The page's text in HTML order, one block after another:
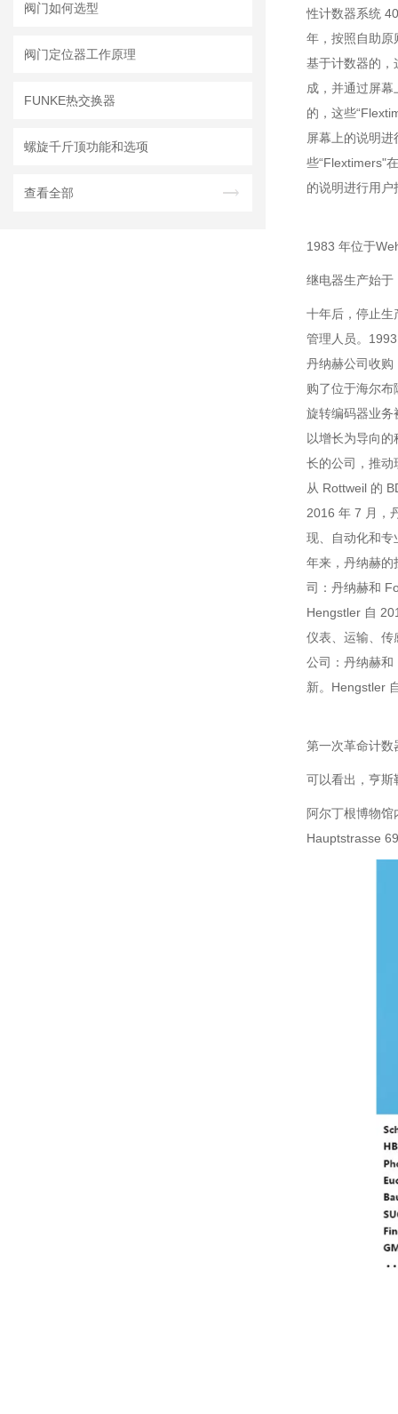
阀门如何选型
阀门定位器工作原理
FUNKE热交换器
螺旋千斤顶功能和选项
查看全部
性计数器系统
年，按照自助
基于计数器的，
成，并通过屏
的，这些
屏幕上的说明
些“Flextimers"
的说明进行用户
1983 年位于
继电器生产始
十年后，停止生
管理人员。
丹纳赫公司收购
购了位于海尔
旋转编码器业务
以增长为导向
长的公司，推
从 Rottweil 的
2016 年 7 月，
现、自动化和
年来，丹纳赫的
司：丹纳赫和
Hengstler 自
仪表、运输、传
公司：丹纳赫和
新。Hengstler
第一次革命计数
可以看出，亨斯
阿尔丁根博物
Hauptstrasse